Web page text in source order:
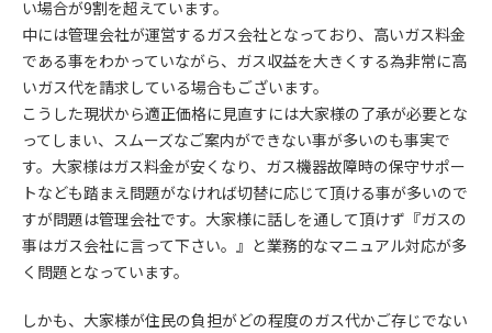
い場合が9割を超えています。
中には管理会社が運営するガス会社となっており、高いガス料金
である事をわかっていながら、ガス収益を大きくする為非常に高
いガス代を請求している場合もございます。
こうした現状から適正価格に見直すには大家様の了承が必要とな
ってしまい、スムーズなご案内ができない事が多いのも事実で
す。大家様はガス料金が安くなり、ガス機器故障時の保守サポー
トなども踏まえ問題がなければ切替に応じて頂ける事が多いので
すが問題は管理会社です。大家様に話しを通して頂けず『ガスの
事はガス会社に言って下さい。』と業務的なマニュアル対応が多
く問題となっています。
しかも、大家様が住民の負担がどの程度のガス代かご存じでない